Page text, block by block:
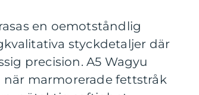
en oemotståndlig
styckdetaljer där
precision. A5 Wagyu
när marmorerade fettstråk